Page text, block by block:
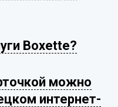
Boxette?
можно
интернет-